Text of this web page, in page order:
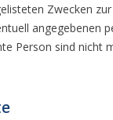
Zwecken
angegebenen
Person sind nicht